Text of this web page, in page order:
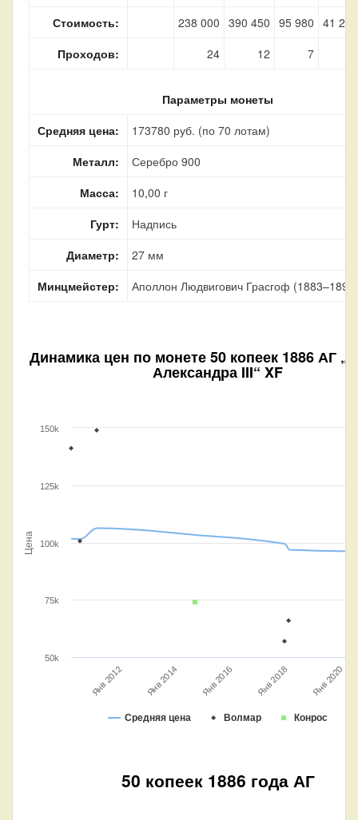
Стоимость:
238 000 390 450 95 980 41 290
Проходов:
24 12 7
Параметры монеты
Средняя цена:
173780 руб. (по 70 лотам)
Металл:
Серебро 900
Масса:
10,00 г
Гурт:
Надпись
Диаметр:
27 мм
Минцмейстер:
Аполлон Людвигович Грасгоф (1883–1899)
Динамика цен по монете50 копеек 1886 АГ
Александра III“ XF
Цена
Средняя цена Волмар Конрос
Янв 2012 Янв 2014 Янв 2016 Янв 2018 Янв 2020
100k
50k
75k
125k
150k
50 копеек 1886 года АГ